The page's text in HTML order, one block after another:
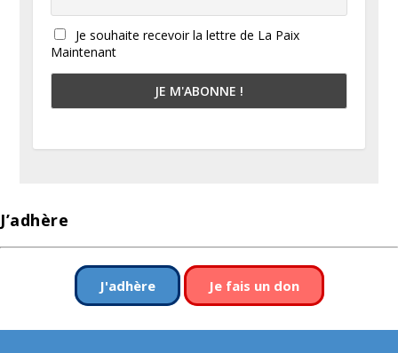
Je souhaite recevoir la lettre de La Paix
Maintenant
J’adhère
J'adhère Je fais un don